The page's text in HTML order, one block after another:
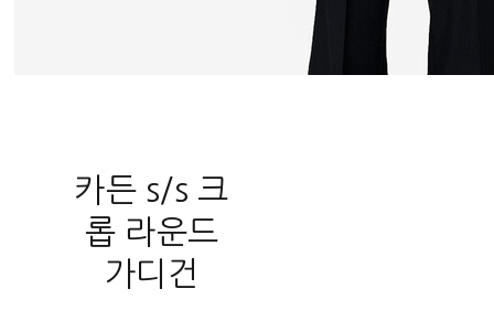
카든 s/s 크
롭 라운드
가디건